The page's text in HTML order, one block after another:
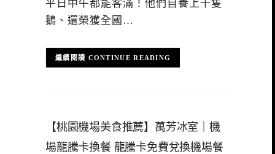
平日中午都能客滿！他們自養上千隻
鵝、還榮獲全國…
CONTINUE READING
【桃園機場美食推薦】萬芳冰室｜機
場龍騰卡換餐 龍騰卡免費兌換機場餐